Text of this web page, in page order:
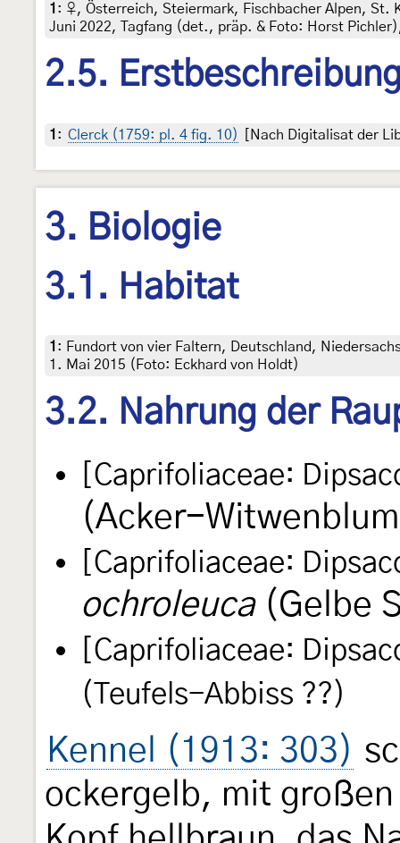
1 : ♀, Österreich, Steiermark, Fischbacher Alpen, St.
Juni 2022, Tagfang (det., präp. & Foto: Horst
2.5.
1 : Clerck (1759: pl. 4 fig. 10) [Nach Digitalisat der
3. Biologie
3.1. Habitat
1 : Fundort von vier Faltern, Deutschland,
1. Mai 2015 (Foto: Eckhard von Holdt)
3.2. Nahrung der
[Caprifoliaceae:
(Acker-
[Caprifoliaceae:
ochroleuca(Gelbe
[Caprifoliaceae:
(Teufels-Abbiss ??)
Kennel (1913: 303)
ockergelb, mit